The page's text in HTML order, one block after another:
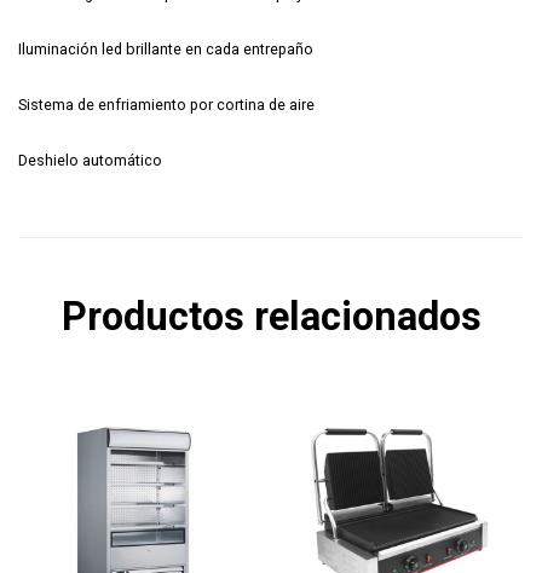
Iluminación led brillante en cada entrepaño
Sistema de enfriamiento por cortina de aire
Deshielo automático
Productos relacionados